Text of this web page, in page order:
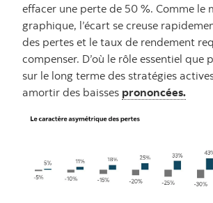
effacer une perte de 50 %. Comme le
graphique, l’écart se creuse
des pertes et le taux de rendement
compenser. D’où le rôle essentiel que
sur le long terme des stratégies
amortir des baisses prononcées.